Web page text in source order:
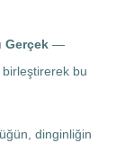
Gerçek —
bu
dinginliğin